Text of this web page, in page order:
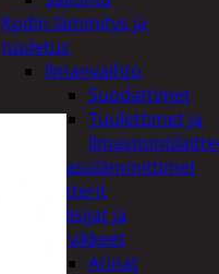
Kodin lämmitys ja
tuuletus
Ilmanvaihto
Suodattimet
Tuulettimet ja
Kaasulämmittimet
Patterit
Tulisijat ja
tarvikkeet
Arinat